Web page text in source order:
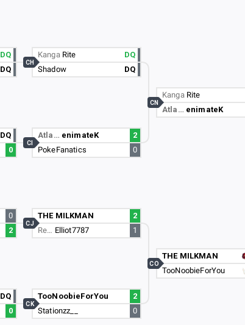
DQ
DQ
DQ
0
0
2
DQ
0
Kanga Rite
DQ
Shadow
DQ
CH
Atla… enimateK
2
PokeFanatics
0
CI
THE MILKMAN
2
Re… Elliot7787 1
CJ
TooNoobieForYou
2
Stationzz__
0
CK
Kanga Rite
Atla… enimateK
CN
THE MILKMAN
TooNoobieForYou
CO